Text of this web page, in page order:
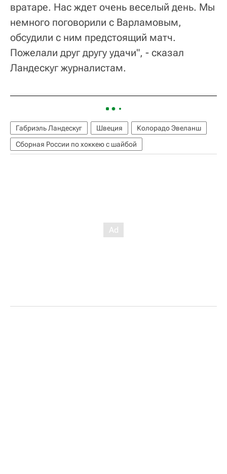
вратаре. Нас ждет очень веселый день. Мы
немного поговорили с Варламовым,
обсудили с ним предстоящий матч.
Пожелали друг другу удачи", - сказал
Ландескуг журналистам.
Габриэль Ландескуг Швеция
Колорадо Эвеланш
Сборная России по хоккею с шайбой